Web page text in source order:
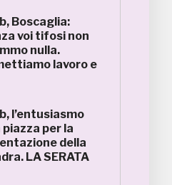
Boscaglia:
voi tifosi non
nulla.
lavoro e
l’entusiasmo
piazza per la
della
LA SERATA